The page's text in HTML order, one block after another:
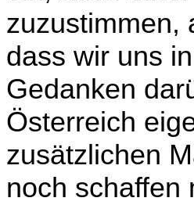
zuzustimmen,
dass wir uns
Gedanken
Österreich
zusätzlichen
noch